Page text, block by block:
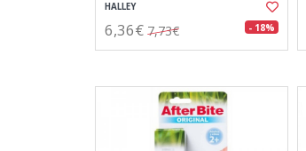
HALLEY
6,36€ 7,73€ - 18%